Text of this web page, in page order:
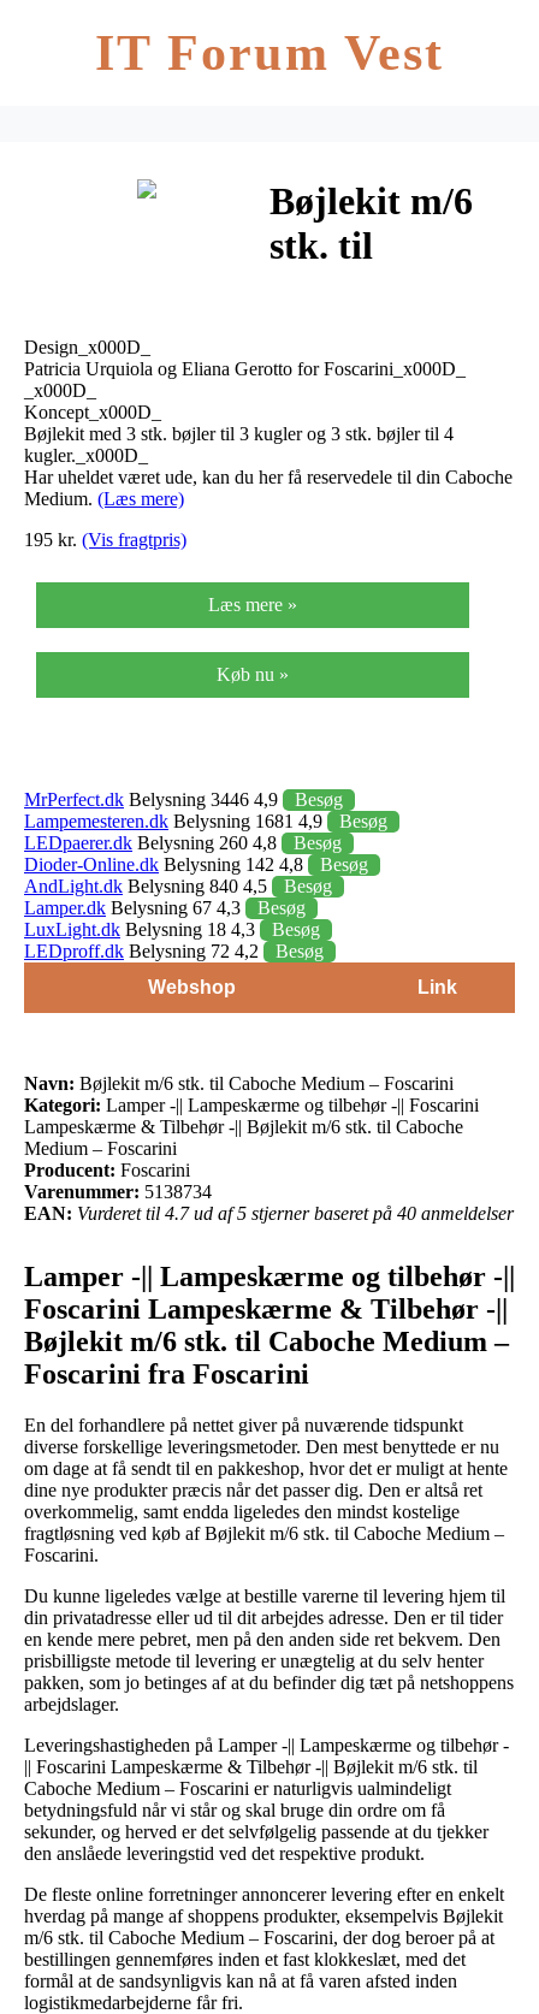
IT Forum Vest
Bøjlekit m/6
stk. til
Foscarini
Design_x000D_
Patricia Urquiola og Eliana Gerotto for Foscarini_x000D_
_x000D_
Koncept_x000D_
Bøjlekit med 3 stk. bøjler til 3 kugler og 3 stk. bøjler til 4
kugler._x000D_
Har uheldet været ude, kan du her få reservedele til din Caboche
Medium. (Læs mere)
195 kr. (Vis fragtpris)
Læs mere »
Køb nu »
MrPerfect.dk Belysning 3446 4,9
Besøg
Lampemesteren.dk Belysning 1681 4,9
Besøg
LEDpaerer.dk Belysning 260 4,8
Besøg
Dioder-Online.dk Belysning 142 4,8
Besøg
AndLight.dk Belysning 840 4,5
Besøg
Lamper.dk Belysning 67 4,3
Besøg
LuxLight.dk Belysning 18 4,3
Besøg
LEDproff.dk Belysning 72 4,2
Besøg
Webshop
Link
Navn: Bøjlekit m/6 stk. til Caboche Medium – Foscarini
Kategori: Lamper -|| Lampeskærme og tilbehør -|| Foscarini
Lampeskærme & Tilbehør -|| Bøjlekit m/6 stk. til Caboche
Medium – Foscarini
Producent: Foscarini
Varenummer: 5138734
EAN: Vurderet til 4.7 ud af 5 stjerner baseret på 40 anmeldelser
Lamper -|| Lampeskærme og tilbehør -||
Foscarini Lampeskærme & Tilbehør -||
Bøjlekit m/6 stk. til Caboche Medium –
Foscarini fra Foscarini
En del forhandlere på nettet giver på nuværende tidspunkt
diverse forskellige leveringsmetoder. Den mest benyttede er nu
om dage at få sendt til en pakkeshop, hvor det er muligt at hente
dine nye produkter præcis når det passer dig. Den er altså ret
overkommelig, samt endda ligeledes den mindst kostelige
fragtløsning ved køb af Bøjlekit m/6 stk. til Caboche Medium –
Foscarini.
Du kunne ligeledes vælge at bestille varerne til levering hjem til
din privatadresse eller ud til dit arbejdes adresse. Den er til tider
en kende mere pebret, men på den anden side ret bekvem. Den
prisbilligste metode til levering er unægtelig at du selv henter
pakken, som jo betinges af at du befinder dig tæt på netshoppens
arbejdslager.
Leveringshastigheden på Lamper -|| Lampeskærme og tilbehør -
|| Foscarini Lampeskærme & Tilbehør -|| Bøjlekit m/6 stk. til
Caboche Medium – Foscarini er naturligvis ualmindeligt
betydningsfuld når vi står og skal bruge din ordre om få
sekunder, og herved er det selvfølgelig passende at du tjekker
den anslåede leveringstid ved det respektive produkt.
De fleste online forretninger annoncerer levering efter en enkelt
hverdag på mange af shoppens produkter, eksempelvis Bøjlekit
m/6 stk. til Caboche Medium – Foscarini, der dog beroer på at
bestillingen gennemføres inden et fast klokkeslæt, med det
formål at de sandsynligvis kan nå at få varen afsted inden
logistikmedarbejderne får fri.